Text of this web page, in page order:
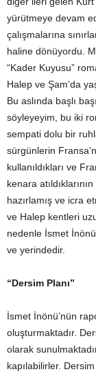
yürütmeye devam
çalışmalarına
haline dönüyordu.
“Kader Kuyusu”
Halep ve Şam’da
Bu aslında başlı
söyleyeyim, bu iki
sempati dolu bir
sürgünlerin
kullanıldıkları ve
kenara
hazırlamış ve icra
ve Halep kentleri
nedenle İsmet
ve yerindedir.
“Dersim Planı”
İsmet İnönü’nün
oluşturmaktadır.
olarak
kapılabilirler.